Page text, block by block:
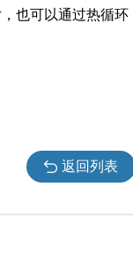
也可以通过热循环
返回列表